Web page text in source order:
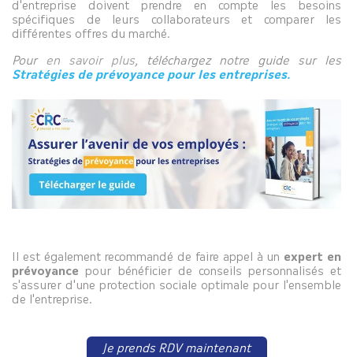
d'entreprise doivent prendre en compte les besoins
spécifiques de leurs collaborateurs et comparer les
différentes offres du marché.
Pour en savoir plus, téléchargez notre guide sur les
Stratégies de prévoyance pour les entreprises.
Il est également recommandé de faire appel à un expert en
prévoyance pour bénéficier de conseils personnalisés et
s'assurer d'une protection sociale optimale pour l'ensemble
de l'entreprise.
Je prends RDV maintenant